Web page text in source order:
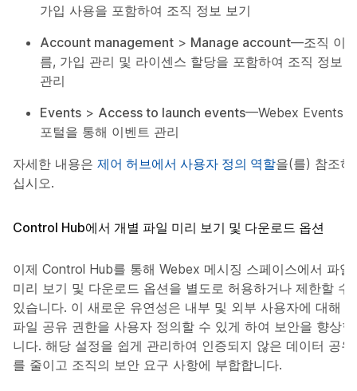
가입 사용을 포함하여 조직 정보 보기
Account management > Manage account—조직 이
름, 가입 관리 및 라이센스 할당을 포함하여 조직 정보
관리
Events > Access to launch events—Webex Events
포털을 통해 이벤트 관리
자세한 내용은 제어 허브에서 사용자 정의 역할을(를) 참조하
십시오.
Control Hub에서 개별 파일 미리 보기 및 다운로드 옵션
이제 Control Hub를 통해 Webex 메시징 스페이스에서 파일
미리 보기 및 다운로드 옵션을 별도로 허용하거나 제한할 수
있습니다. 이 새로운 유연성은 내부 및 외부 사용자에 대해
파일 공유 권한을 사용자 정의할 수 있게 하여 보안을 향상합
니다. 해당 설정을 쉽게 관리하여 인증되지 않은 데이터 공유
를 줄이고 조직의 보안 요구 사항에 부합합니다.